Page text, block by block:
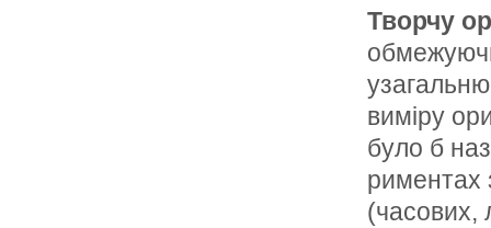
Творчу
виміру
було б
риментах
(часових,